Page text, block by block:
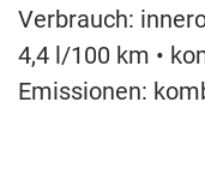
Verbrauch:
4,4 l/100 km •
Emissionen: